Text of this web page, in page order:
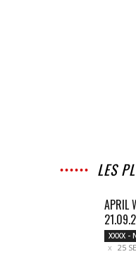
LES
APRIL
XXXX -
25